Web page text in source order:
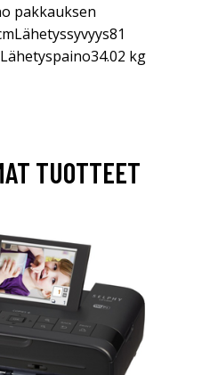
pakkauksen
kg
TUOTTEET